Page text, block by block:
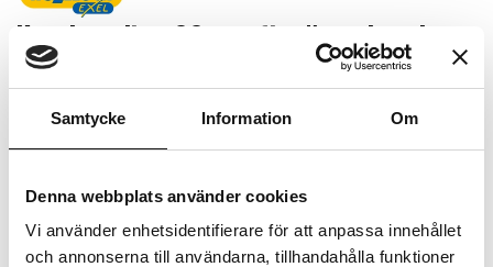
Samtycke Information Om
Denna webbplats använder cookies
Vi använder enhetsidentifierare för att anpassa innehållet
och annonserna till användarna, tillhandahålla funktioner
Krankoppling 22 mm fingängad perlator
till kökskran
För bland annat kökskranar med 22mm (M22)
utvändig gänga.
Finns i lager (10 st)
Inkl. moms: 135 kr